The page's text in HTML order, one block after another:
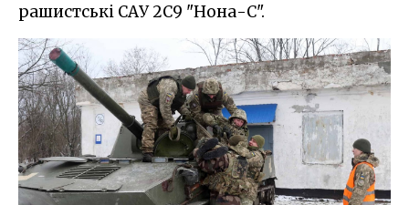
рашистські САУ 2С9 "Нона-С".